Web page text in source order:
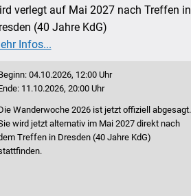
verlegt auf Mai 2027 nach Treffen in
(40 Jahre KdG)
Infos...
04.10.2026, 12:00 Uhr
11.10.2026, 20:00 Uhr
Wanderwoche 2026 ist jetzt offiziell abgesagt.
wird jetzt alternativ im Mai 2027 direkt nach
Treffen in Dresden (40 Jahre KdG)